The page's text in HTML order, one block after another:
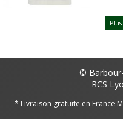
©
RCS
* Livraison gratuite en France